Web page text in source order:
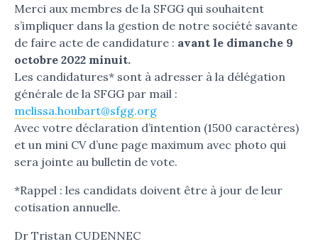
Merci aux membres de la SFGG qui souhaitent
s’impliquer dans la gestion de notre société savante
de faire acte de candidature : avant le dimanche 9
octobre 2022 minuit.
Les candidatures* sont à adresser à la délégation
générale de la SFGG par mail :
melissa.houbart@sfgg.org
Avec votre déclaration d’intention (1500 caractères)
et un mini CV d’une page maximum avec photo qui
sera jointe au bulletin de vote.
*Rappel : les candidats doivent être à jour de leur
cotisation annuelle.
Dr Tristan CUDENNEC